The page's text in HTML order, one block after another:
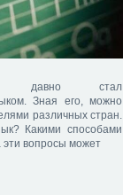
давно стал
Зная его, можно
различных стран.
Какими способами
эти вопросы может